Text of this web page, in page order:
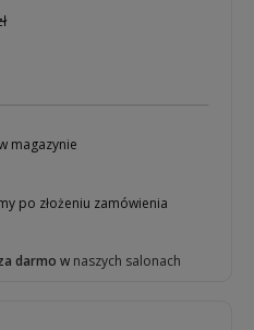
magazynie
po złożeniu zamówienia
darmo w naszych salonach